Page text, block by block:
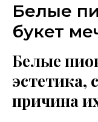
Белые
букет
Белые
эстетика,
причина